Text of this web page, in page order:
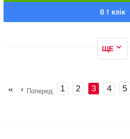
В 1 клік
ЩЕ
Поперед. 1 2 3 4 5